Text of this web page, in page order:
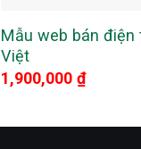
Mẫu web bán điện
Việt
1,900,000 ₫